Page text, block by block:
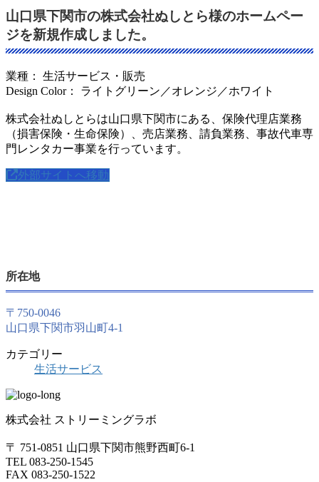
山口県下関市の株式会社ぬしとら様のホームペー
ジを新規作成しました。
業種： 生活サービス・販売
Design Color： ライトグリーン／オレンジ／ホワイト
株式会社ぬしとらは山口県下関市にある、保険代理店業務
（損害保険・生命保険）、売店業務、請負業務、事故代車専
門レンタカー事業を行っています。
外部サイトへ移動
所在地
〒750-0046
山口県下関市羽山町4-1
カテゴリー
生活サービス
株式会社 ストリーミングラボ
〒 751-0851 山口県下関市熊野西町6-1
TEL 083-250-1545
FAX 083-250-1522